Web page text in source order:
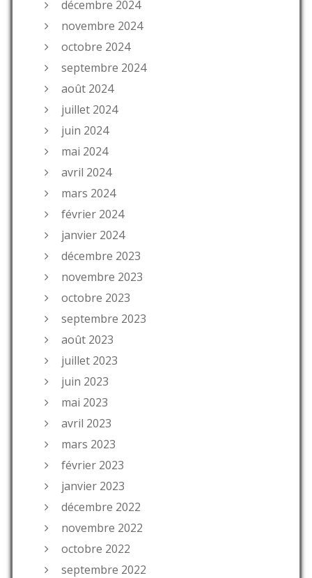
décembre 2024
novembre 2024
octobre 2024
septembre 2024
août 2024
juillet 2024
juin 2024
mai 2024
avril 2024
mars 2024
février 2024
janvier 2024
décembre 2023
novembre 2023
octobre 2023
septembre 2023
août 2023
juillet 2023
juin 2023
mai 2023
avril 2023
mars 2023
février 2023
janvier 2023
décembre 2022
novembre 2022
octobre 2022
septembre 2022